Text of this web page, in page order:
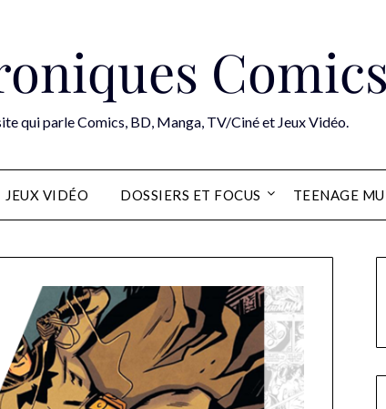
qui parle Comics, BD, Manga, TV/Ciné et Jeux Vidéo.
JEUX VIDÉO DOSSIERS ET FOCUS TEENAGE